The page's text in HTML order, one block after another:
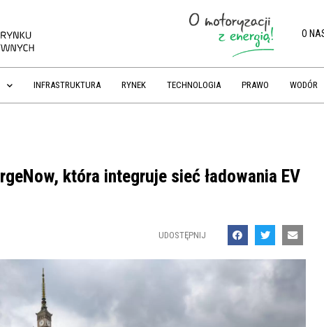
O
INFRASTRUKTURA RYNEK TECHNOLOGIA PRAWO WODÓR
która integruje sieć ładowania EV
UDOSTĘPNIJ